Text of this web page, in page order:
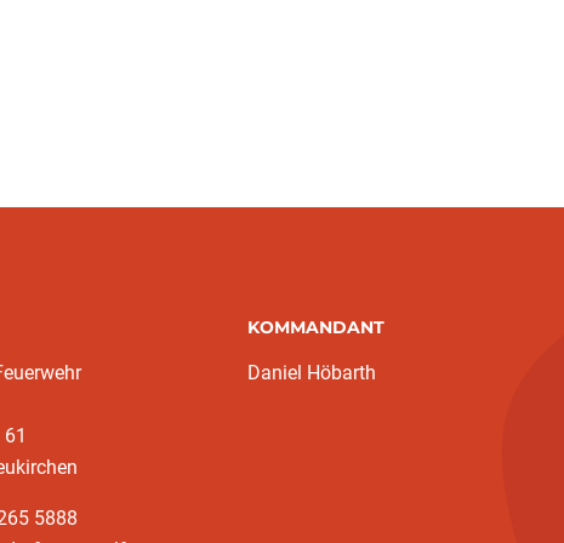
5888
KOMMANDANT
Daniel Höbarth